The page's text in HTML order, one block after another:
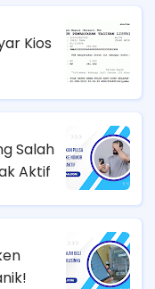
Kios
Salah
Aktif